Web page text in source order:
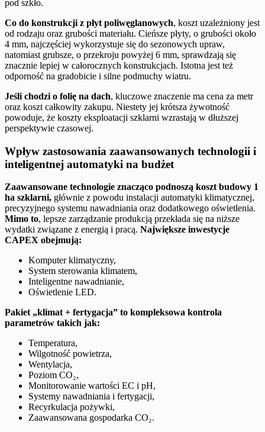
pod szkło.
Co do konstrukcji z płyt poliwęglanowych, koszt uzależniony jest
od rodzaju oraz grubości materiału. Cieńsze płyty, o grubości około
4 mm, najczęściej wykorzystuje się do sezonowych upraw,
natomiast grubsze, o przekroju powyżej 6 mm, sprawdzają się
znacznie lepiej w całorocznych konstrukcjach. Istotna jest też
odporność na gradobicie i silne podmuchy wiatru.
Jeśli chodzi o folię na dach, kluczowe znaczenie ma cena za metr
oraz koszt całkowity zakupu. Niestety jej krótsza żywotność
powoduje, że koszty eksploatacji szklarni wzrastają w dłuższej
perspektywie czasowej.
Wpływ zastosowania zaawansowanych technologii i
inteligentnej automatyki na budżet
Zaawansowane technologie znacząco podnoszą koszt budowy 1
ha szklarni, głównie z powodu instalacji automatyki klimatycznej,
precyzyjnego systemu nawadniania oraz dodatkowego oświetlenia.
Mimo to, lepsze zarządzanie produkcją przekłada się na niższe
wydatki związane z energią i pracą. Największe inwestycje
CAPEX obejmują:
Komputer klimatyczny,
System sterowania klimatem,
Inteligentne nawadnianie,
Oświetlenie LED.
Pakiet „klimat + fertygacja” to kompleksowa kontrola
parametrów takich jak:
Temperatura,
Wilgotność powietrza,
Wentylacja,
Poziom CO₂,
Monitorowanie wartości EC i pH,
Systemy nawadniania i fertygacji,
Recyrkulacja pożywki,
Zaawansowana gospodarka CO₂.